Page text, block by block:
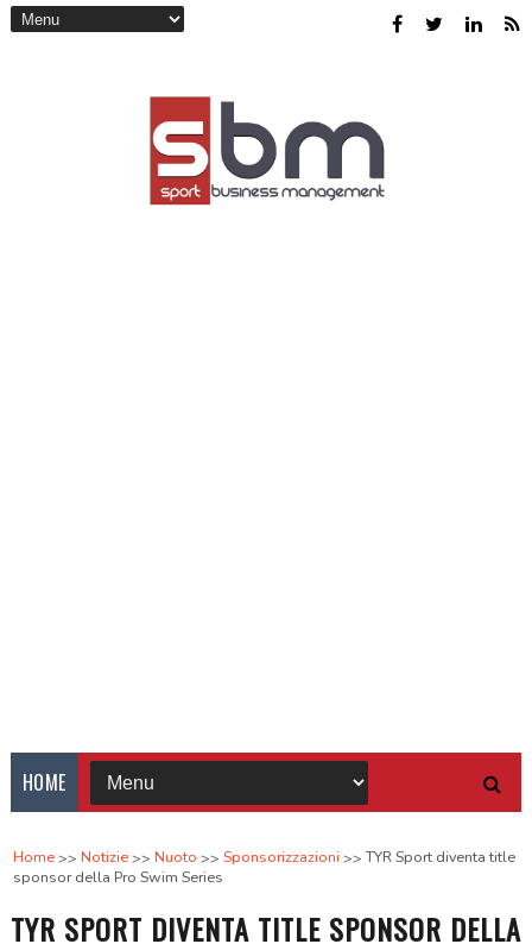
HOME
Home Notizie Nuoto Sponsorizzazioni
TYR Sport diventa title
sponsor della Pro Swim Series
TYR SPORT DIVENTA TITLE SPONSOR DELLA